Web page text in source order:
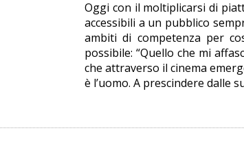
Oggi con il moltiplicarsi di
accessibili a un pubblico
ambiti di competenza per
possibile: “Quello che mi
che attraverso il cinema
è l’uomo. A prescindere dalle